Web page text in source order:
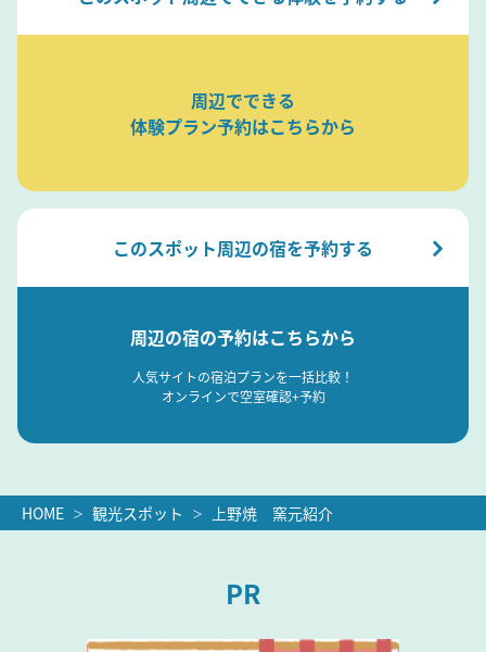
周辺でできる
体験プラン予約はこちらから
このスポット周辺の宿を予約する
周辺の宿の予約はこちらから
人気サイトの宿泊プランを一括比較！
オンラインで空室確認+予約
HOME 観光スポット 上野焼 窯元紹介
PR